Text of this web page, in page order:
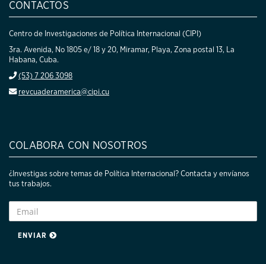
CONTACTOS
Centro de Investigaciones de Política Internacional (CIPI)
3ra. Avenida, No 1805 e/ 18 y 20, Miramar, Playa, Zona postal 13, La
Habana, Cuba.
(53) 7 206 3098
revcuaderamerica@cipi.cu
COLABORA CON NOSOTROS
¿Investigas sobre temas de Política Internacional? Contacta y envíanos
tus trabajos.
ENVIAR